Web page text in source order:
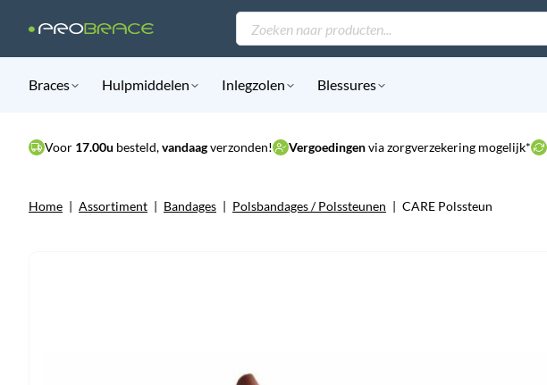
Producten
zoeken
Braces Hulpmiddelen Inlegzolen Blessures
Voor 17.00u besteld,vandaagverzonden! Vergoedingenvia zorgverzekering mogelijk*
Home | Assortiment | Bandages | Polsbandages / Polssteunen | CARE Polssteun